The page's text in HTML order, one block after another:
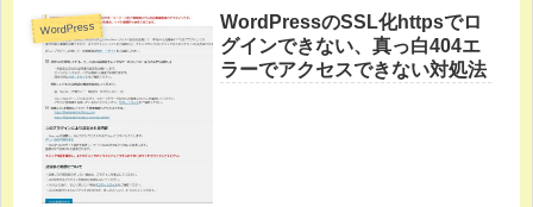
WordPress
WordPressのSSL化httpsでロ
グインできない、真っ白404エ
ラーでアクセスできない対処法